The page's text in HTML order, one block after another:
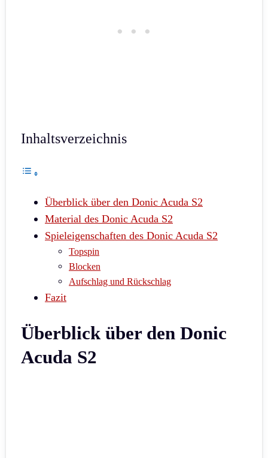
Inhaltsverzeichnis
Überblick über den Donic Acuda S2
Material des Donic Acuda S2
Spieleigenschaften des Donic Acuda S2
Topspin
Blocken
Aufschlag und Rückschlag
Fazit
Überblick über den Donic
Acuda S2